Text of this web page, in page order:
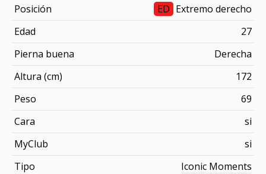
Posición
ED Extremo derecho
Edad
27
Pierna buena
Derecha
Altura (cm)
172
Peso
69
Cara
si
MyClub
si
Tipo
Iconic Moments